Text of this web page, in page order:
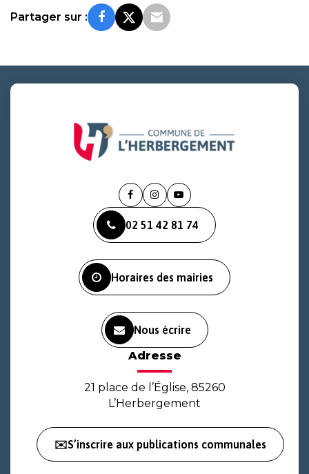
Partager sur :
Lien
le
compte
Lien
le
compte
Lien
la
chaîne
02 51 42 81 74
Horaires des mairies
Nous écrire
Adresse
21 place de l’Église, 85260
L’Herbergement
✉️S’inscrire aux publications communales